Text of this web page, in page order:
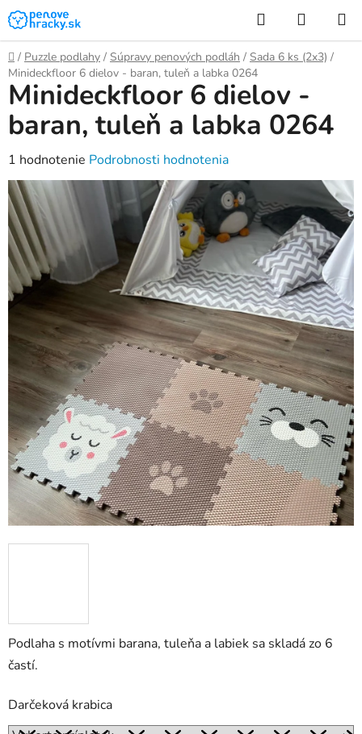
Prejsť
na
obsah
Hľadať
KOŠÍK
Domov
/ Puzzle podlahy / Súpravy penových podláh / Sada 6 ks (2x3) /
Minideckfloor 6 dielov - baran, tuleň a labka 0264
Podlaha s motívmi barana, tuleňa a labiek sa skladá zo 6
častí.
Darčeková krabica
Minideckfloor 6 dielov -
baran, tuleň a labka 0264
Priemerné
hodnotenie
produktu
je
5,0
z
5
hviezdičiek.
1 hodnotenie Podrobnosti hodnotenia